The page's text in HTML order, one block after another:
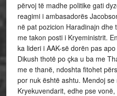
përvoj të madhe politike gati
reagimi i ambasadorës
në pat pozicion Haradinajn dhe
me takon posti i Kryeministrit.
ka lideri i AAK-së dorën pas
Dikush thotë po çka u ba me
me e thanë, ndoshta fitohet
por nuk është ashtu. Mendoj
Kryekuvendarit, edhe pse